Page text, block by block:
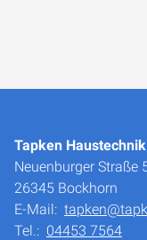
Tapken
Neuenburger Straße
26345 Bockhorn
E-Mail:
Tel.: 04453 7564